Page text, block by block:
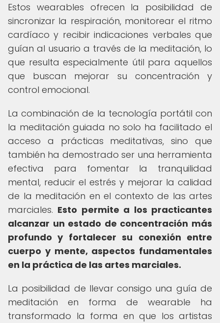
Estos wearables ofrecen la posibilidad de
sincronizar la respiración, monitorear el ritmo
cardíaco y recibir indicaciones verbales que
guían al usuario a través de la meditación, lo
que resulta especialmente útil para aquellos
que buscan mejorar su concentración y
control emocional.
La combinación de la tecnología portátil con
la meditación guiada no solo ha facilitado el
acceso a prácticas meditativas, sino que
también ha demostrado ser una herramienta
efectiva para fomentar la tranquilidad
mental, reducir el estrés y mejorar la calidad
de la meditación en el contexto de las artes
marciales. Esto permite a los practicantes
alcanzar un estado de concentración más
profundo y fortalecer su conexión entre
cuerpo y mente, aspectos fundamentales
en la práctica de las artes marciales.
La posibilidad de llevar consigo una guía de
meditación en forma de wearable ha
transformado la forma en que los artistas